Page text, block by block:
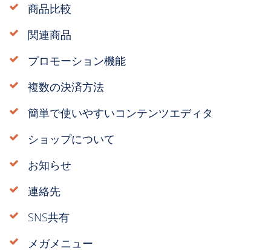
商品比較
関連商品
プロモーション機能
複数の決済方法
簡単で使いやすいコンテンツエディタ
ショップについて
お知らせ
連絡先
SNS共有
メガメニュー